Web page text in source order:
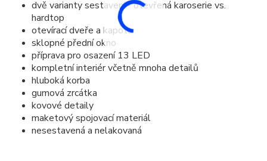
dvě varianty sestavení - otevřená karoserie vs.
hardtop
otevírací dveře a kapota
sklopné přední okno
příprava pro osazení 13 LED
kompletní interiér včetně mnoha detailů
hluboká korba
gumová zrcátka
kovové detaily
maketový spojovací materiál
nesestavená a nelakovaná